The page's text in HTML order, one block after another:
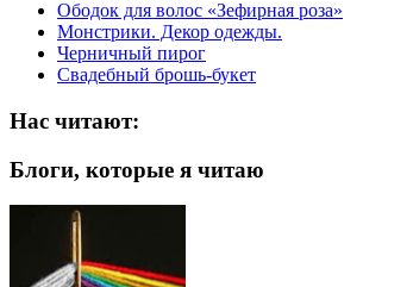
Ободок для волос «Зефирная роза»
Монстрики. Декор одежды.
Черничный пирог
Свадебный брошь-букет
Нас читают:
Блоги, которые я читаю